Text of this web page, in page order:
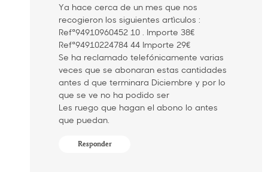
Ya hace cerca de un mes que nos
recogieron los siguientes artìculos :
Refª94910960452 10 . Importe 38€
Refª94910224784 44 Importe 29€
Se ha reclamado telefónicamente varias
veces que se abonaran estas cantidades
antes d que terminara Diciembre y por lo
que se ve no ha podido ser
Les ruego que hagan el abono lo antes
que puedan.
Responder